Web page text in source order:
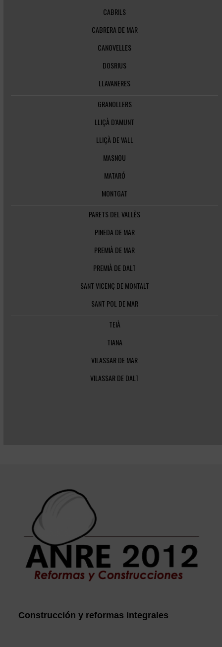
CABRILS
CABRERA DE MAR
CANOVELLES
DOSRIUS
LLAVANERES
GRANOLLERS
LLIÇÀ D'AMUNT
LLIÇÀ DE VALL
MASNOU
MATARÓ
MONTGAT
PARETS DEL VALLÈS
PINEDA DE MAR
PREMIÀ DE MAR
PREMIÀ DE DALT
SANT VICENÇ DE MONTALT
SANT POL DE MAR
TEIÀ
TIANA
VILASSAR DE MAR
VILASSAR DE DALT
Construcción y reformas integrales